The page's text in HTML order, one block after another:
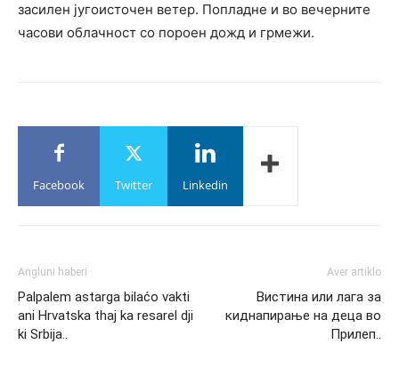
засилен југоисточен ветер. Попладне и во вечерните
часови облачност со пороен дожд и грмежи.
Facebook Twitter Linkedin
Angluni haberi
Palpalem astarga bilaćo vakti
ani Hrvatska thaj ka resarel dji
ki Srbija..
Aver artiklo
Вистина или лага за
киднапирање на деца во
Прилеп..